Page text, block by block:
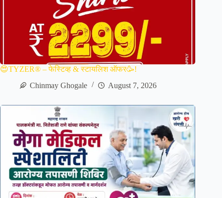
😍TYZER® – फेस्टिव्ह & स्टायलिश ऑफर🥳!
Chinmay Ghogale
August 7, 2026